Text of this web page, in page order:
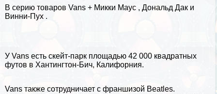
В серию товаров Vans + Микки Маус , Дональд Дак и
Винни-Пух .
У Vans есть скейт-парк площадью 42 000 квадратных
футов в Хантингтон-Бич, Калифорния.
Vans также сотрудничает с франшизой Beatles.